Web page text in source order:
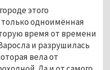
этого
одноимённая
время от времени
и разрушилась
вела от